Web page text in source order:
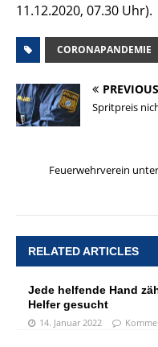
11.12.2020, 07.30 Uhr).
CORONAPANDEMIE
PREVIOUS
Spritpreis
Feuerwehrverein
RELATED ARTICLES
Jede helfende Hand
Helfer gesucht
14. Januar 2022